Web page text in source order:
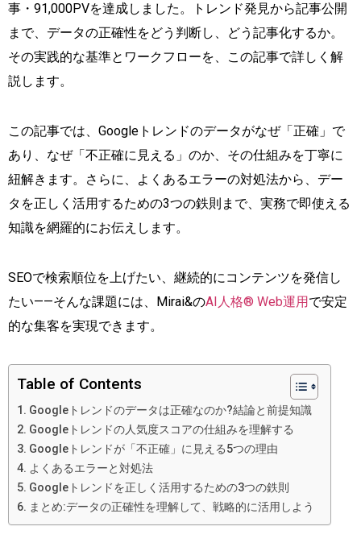
事・91,000PVを達成しました。トレンド発見から記事公開
まで、データの正確性をどう判断し、どう記事化するか。
その実践的な基準とワークフローを、この記事で詳しく解
説します。
この記事では、Googleトレンドのデータがなぜ「正確」で
あり、なぜ「不正確に見える」のか、その仕組みを丁寧に
紐解きます。さらに、よくあるエラーの対処法から、デー
タを正しく活用するための3つの鉄則まで、実務で即使える
知識を網羅的にお伝えします。
SEOで検索順位を上げたい、継続的にコンテンツを発信し
たい——そんな課題には、Mirai&のAI人格® Web運用で安定
的な集客を実現できます。
Table of Contents
Googleトレンドのデータは正確なのか?結論と前提知識
Googleトレンドの人気度スコアの仕組みを理解する
Googleトレンドが「不正確」に見える5つの理由
よくあるエラーと対処法
Googleトレンドを正しく活用するための3つの鉄則
まとめ:データの正確性を理解して、戦略的に活用しよう